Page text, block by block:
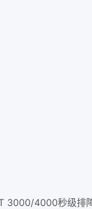
3000/4000秒级排